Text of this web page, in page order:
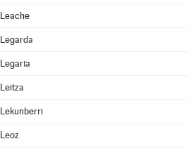
Leache
Legarda
Legaria
Leitza
Lekunberri
Leoz